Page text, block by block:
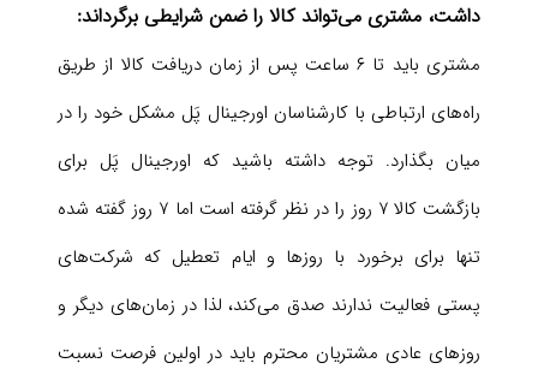
داشت، مشتری می‌تواند کالا را ضمن شرایطی برگرداند:
مشتری باید تا ۶ ساعت پس از زمان دریافت کالا از طریق
راه‌های ارتباطی با کارشناسان اورجینال پَل مشکل خود را در
میان بگذارد. توجه داشته باشید که اورجینال پَل برای
بازگشت کالا ۷ روز را در نظر گرفته است اما ۷ روز گفته شده
تنها برای برخورد با روزها و ایام تعطیل که شرکت‌های
پستی فعالیت ندارند صدق می‌کند، لذا در زمان‌های دیگر و
روزهای عادی مشتریان محترم باید در اولین فرصت نسبت